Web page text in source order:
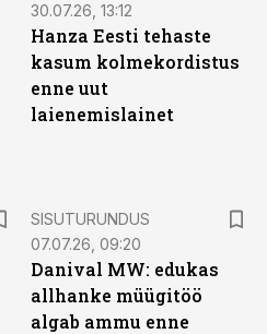
30.07.26, 13:12
Hanza Eesti tehaste
kasum kolmekordistus
enne uut
laienemislainet
SISUTURUNDUS
07.07.26, 09:20
Danival MW: edukas
allhanke müügitöö
algab ammu enne